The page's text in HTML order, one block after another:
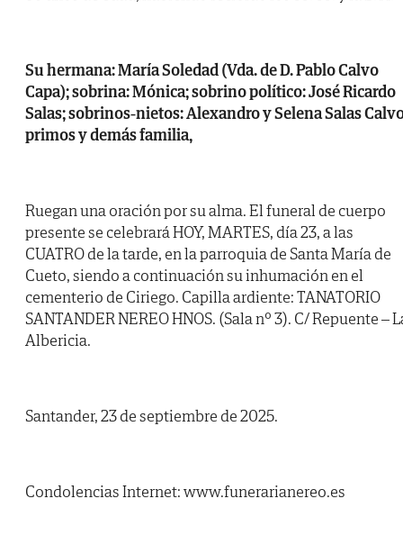
Su hermana: María Soledad (Vda. de D. Pablo Calvo
Capa); sobrina: Mónica; sobrino político: José Ricardo
Salas; sobrinos-nietos: Alexandro y Selena Salas
primos y demás familia,
Ruegan una oración por su alma. El funeral de cuerpo
presente se celebrará HOY, MARTES, día 23, a las
CUATRO de la tarde, en la parroquia de Santa María de
Cueto, siendo a continuación su inhumación en el
cementerio de Ciriego. Capilla ardiente: TANATORIO
SANTANDER NEREO HNOS. (Sala nº 3). C/ Repuente –
Albericia.
Santander, 23 de septiembre de 2025.
Condolencias Internet: www.funerarianereo.es